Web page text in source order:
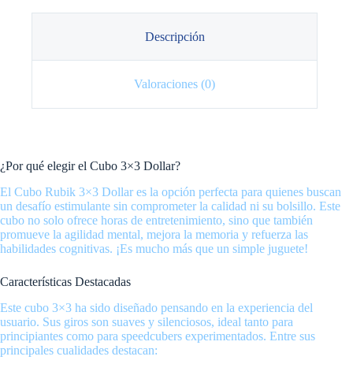
Descripción
Valoraciones (0)
¿Por qué elegir el Cubo 3×3 Dollar?
El Cubo Rubik 3×3 Dollar es la opción perfecta para quienes buscan
un desafío estimulante sin comprometer la calidad ni su bolsillo. Este
cubo no solo ofrece horas de entretenimiento, sino que también
promueve la agilidad mental, mejora la memoria y refuerza las
habilidades cognitivas. ¡Es mucho más que un simple juguete!
Características Destacadas
Este cubo 3×3 ha sido diseñado pensando en la experiencia del
usuario. Sus giros son suaves y silenciosos, ideal tanto para
principiantes como para speedcubers experimentados. Entre sus
principales cualidades destacan: